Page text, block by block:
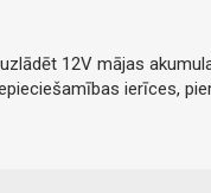
12V mājas
ierīces,